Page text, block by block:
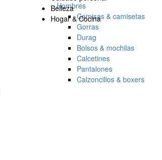
Hombres
Camisas & camisetas
Gorras
Durag
Bolsos & mochilas
Calcetines
Pantalones
Calzoncillos & boxers
Belleza
Hogar & Cocina